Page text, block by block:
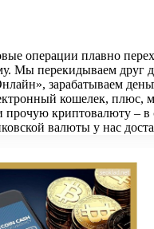
операции плавно
Мы перекидываем друг
зарабатываем
кошелек, плюс,
прочую криптовалюту –
валюты у нас